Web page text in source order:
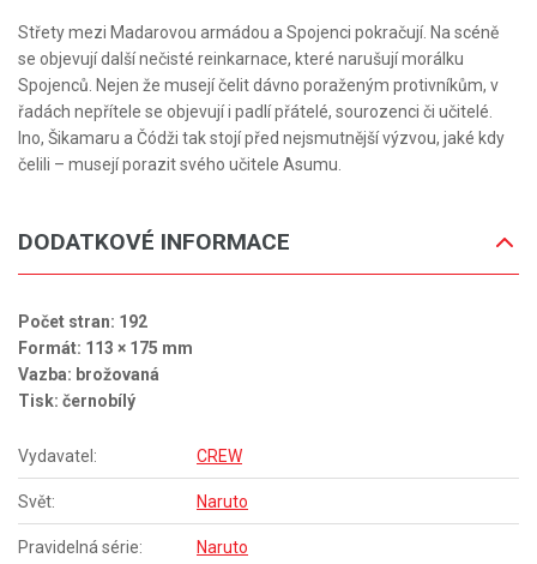
Střety mezi Madarovou armádou a Spojenci pokračují. Na scéně
se objevují další nečisté reinkarnace, které narušují morálku
Spojenců. Nejen že musejí čelit dávno poraženým protivníkům, v
řadách nepřítele se objevují i padlí přátelé, sourozenci či učitelé.
Ino, Šikamaru a Čódži tak stojí před nejsmutnější výzvou, jaké kdy
čelili – musejí porazit svého učitele Asumu.
DODATKOVÉ INFORMACE
Počet stran: 192
Formát: 113 × 175 mm
Vazba: brožovaná
Tisk: černobílý
Vydavatel: CREW
Svět: Naruto
Pravidelná série: Naruto